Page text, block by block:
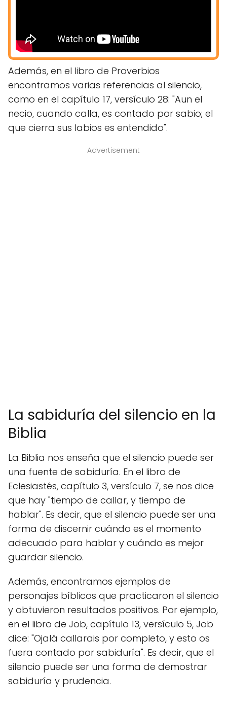
Además, en el libro de Proverbios
encontramos varias referencias al silencio,
como en el capítulo 17, versículo 28: "Aun el
necio, cuando calla, es contado por sabio; el
que cierra sus labios es entendido".
Advertisement
La sabiduría del silencio en la
Biblia
La Biblia nos enseña que el silencio puede ser
una fuente de sabiduría. En el libro de
Eclesiastés, capítulo 3, versículo 7, se nos dice
que hay "tiempo de callar, y tiempo de
hablar". Es decir, que el silencio puede ser una
forma de discernir cuándo es el momento
adecuado para hablar y cuándo es mejor
guardar silencio.
Además, encontramos ejemplos de
personajes bíblicos que practicaron el silencio
y obtuvieron resultados positivos. Por ejemplo,
en el libro de Job, capítulo 13, versículo 5, Job
dice: "Ojalá callarais por completo, y esto os
fuera contado por sabiduría". Es decir, que el
silencio puede ser una forma de demostrar
sabiduría y prudencia.